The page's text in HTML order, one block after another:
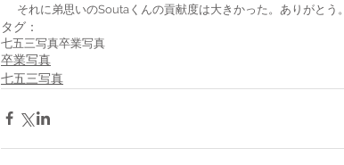
それに弟思いのSoutaくんの貢献度は大きかった。ありがとう。
タグ：
七五三写真卒業写真
卒業写真
七五三写真